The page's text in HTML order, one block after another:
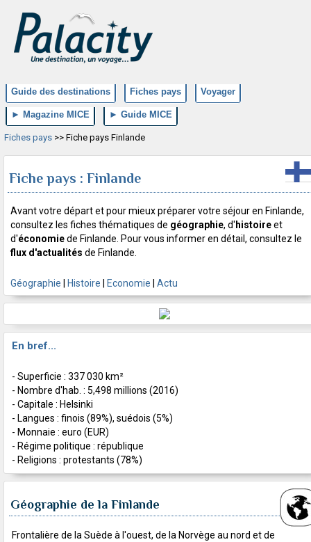
Guide des destinations Fiches pays Voyager
► Magazine MICE ► Guide MICE
Fiches pays >> Fiche pays Finlande
Fiche pays : Finlande
Avant votre départ et pour mieux préparer votre séjour en Finlande,
consultez les fiches thématiques de géographie, d' histoireet
d'économiede Finlande. Pour vous informer en détail, consultez le
flux d'actualités de Finlande.
Géographie Histoire Economie Actu
En bref...
- Superficie : 337 030 km²
- Nombre d'hab. : 5,498 millions (2016)
- Capitale : Helsinki
- Langues : finois (89%), suédois (5%)
- Monnaie : euro (EUR)
- Régime politique : république
- Religions : protestants (78%)
Géographie de la Finlande
Frontalière de la Suède à l'ouest, de la Norvège au nord et de